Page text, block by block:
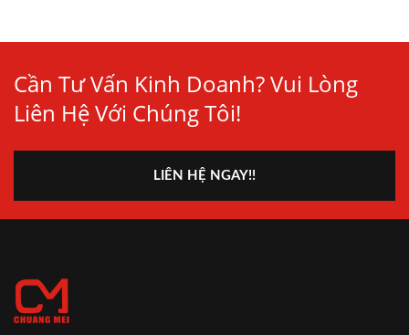
Cần Tư Vấn Kinh Doanh? Vui Lòng
Liên Hệ Với Chúng Tôi!
LIÊN HỆ NGAY!!